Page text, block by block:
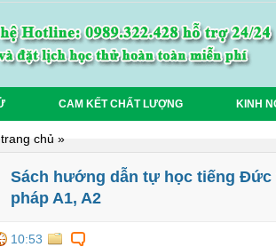
CAM KẾT CHẤT LƯỢNG KINH
trang chủ »
Sách hướng dẫn tự học tiếng
pháp A1, A2
10:53